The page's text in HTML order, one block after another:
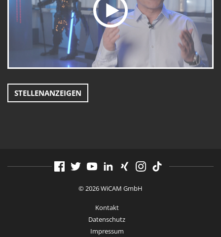
STELLENANZEIGEN
© 2026 WiCAM GmbH
Kontakt
Datenschutz
Impressum